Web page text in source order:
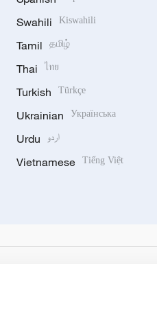
Swahili Kiswahili
Tamil தமிழ்
Thai ไทย
Turkish Türkçe
Ukrainian Українська
Urdu اردو
Vietnamese Tiếng Việt